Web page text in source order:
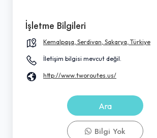
İşletme Bilgileri
Kemalpaşa, Serdivan, Sakarya, Türkiye
İletişim bilgisi mevcut değil.
http://www.tworoutes.us/
Ara
Bilgi Yok